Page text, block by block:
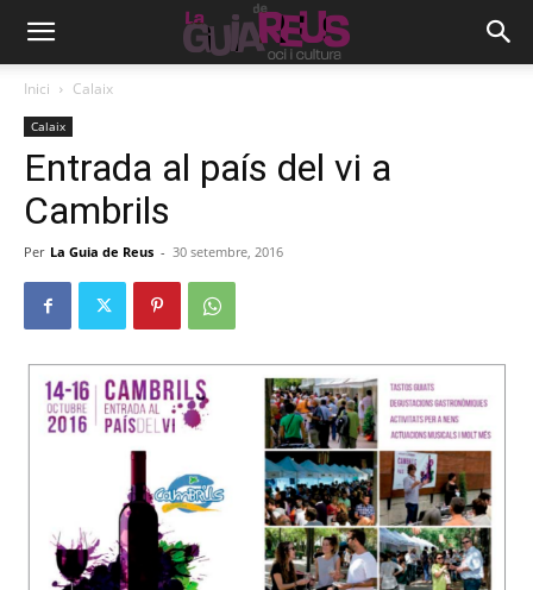
Inici Calaix
Calaix
Entrada al país del vi a
Cambrils
Per La Guia de Reus - 30 setembre, 2016